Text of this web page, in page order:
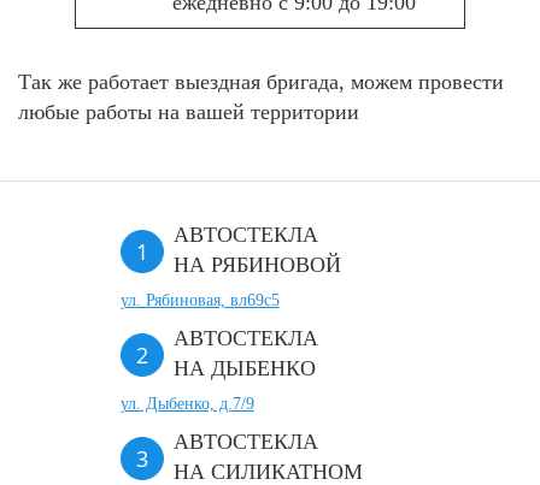
Так же работает выездная бригада, можем провести
любые работы на вашей территории
АВТОСТЕКЛА
НА РЯБИНОВОЙ
ул. Рябиновая, вл69с5
АВТОСТЕКЛА
НА ДЫБЕНКО
ул. Дыбенко, д.7/9
АВТОСТЕКЛА
НА СИЛИКАТНОМ